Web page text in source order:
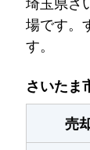
場です。
す。
さいたま
売